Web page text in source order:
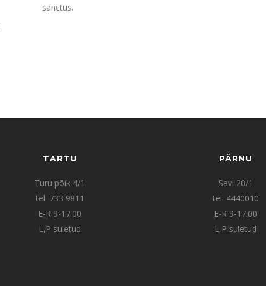
sanctus.
TARTU
Turu põik 4/1
tel: 733 9811
E-R 9-17.00
L,P suletud
PÄRNU
Savi 20/1
tel: 4440010
E-R 9-17.00
L,P suletud